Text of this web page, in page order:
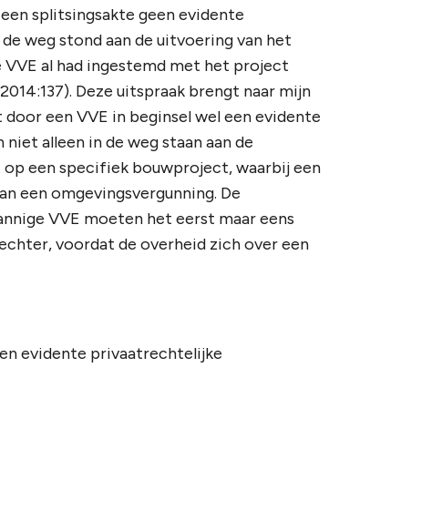
splitsingsakte geen evidente
weg stond aan de uitvoering van het
al had ingestemd met het project
Deze uitspraak brengt naar mijn
een VVE in beginsel wel een evidente
alleen in de weg staan aan de
een specifiek bouwproject, waarbij een
een omgevingsvergunning. De
VVE moeten het eerst maar eens
voordat de overheid zich over een
evidente privaatrechtelijke